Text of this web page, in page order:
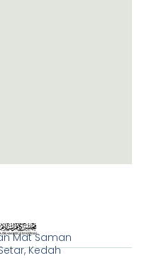
Mat Saman
Kedah